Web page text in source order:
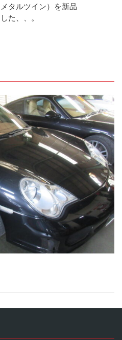
タルツイン）を新品
た、、。